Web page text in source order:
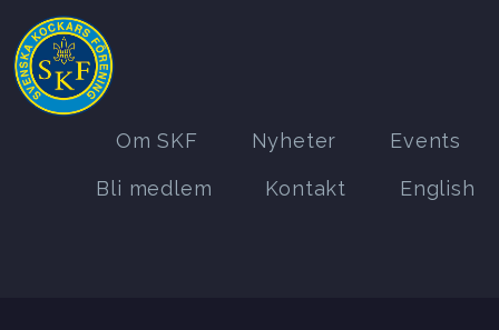
Om SKF Nyheter Events
Bli medlem Kontakt English